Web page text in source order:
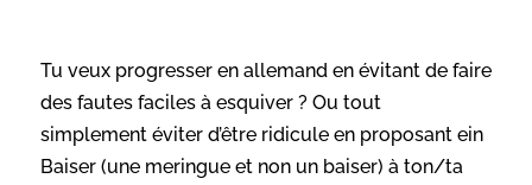
Tu veux progresser en allemand en évitant de faire
des fautes faciles à esquiver ? Ou tout
simplement éviter d’être ridicule en proposant ein
Baiser (une meringue et non un baiser) à ton/ta